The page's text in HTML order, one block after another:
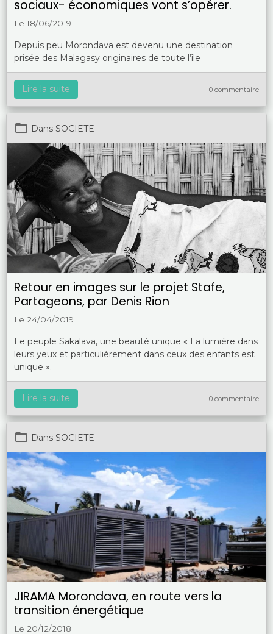
sociaux- économiques vont s’opérer.
Le 18/06/2019
Depuis peu Morondava est devenu une destination
prisée des Malagasy originaires de toute l’île
Lire la suite 0 commentaire
Dans SOCIETE
Retour en images sur le projet Stafe,
Partageons, par Denis Rion
Le 24/04/2019
Le peuple Sakalava, une beauté unique « La lumière dans
leurs yeux et particulièrement dans ceux des enfants est
unique ».
Lire la suite 0 commentaire
Dans SOCIETE
JIRAMA Morondava, en route vers la
transition énergétique
Le 20/12/2018